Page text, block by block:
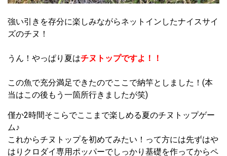
強い引きを存分に楽しみながらネットインしたナイスサイ
ズのチヌ！
うん！やっぱり夏はチヌトップですよ！！
この魚で充分満足できたのでここで納竿としました！(本
当はこの後もう一箇所行きましたが笑)
僅か2時間そこらでここまで楽しめる夏のチヌトップゲー
ム♪
これからチヌトップを初めてみたい！って方には先ずはや
はりクロダイ専用ポッパーでしっかり基礎を作ってからペ